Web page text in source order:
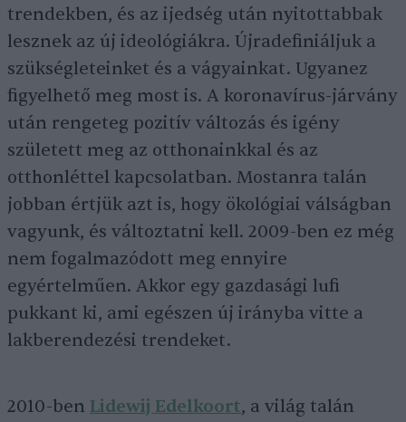
trendekben, és az ijedség után nyitottabbak
lesznek az új ideológiákra. Újradefiniáljuk a
szükségleteinket és a vágyainkat. Ugyanez
figyelhető meg most is. A koronavírus-járvány
után rengeteg pozitív változás és igény
született meg az otthonainkkal és az
otthonléttel kapcsolatban. Mostanra talán
jobban értjük azt is, hogy ökológiai válságban
vagyunk, és változtatni kell. 2009-ben ez még
nem fogalmazódott meg ennyire
egyértelműen. Akkor egy gazdasági lufi
pukkant ki, ami egészen új irányba vitte a
lakberendezési trendeket.
2010-ben Lidewij Edelkoort, a világ talán